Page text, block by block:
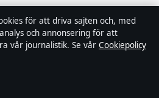
för att driva sajten och, med
och annonsering för att
vår journalistik. Se vår Cookiepolicy